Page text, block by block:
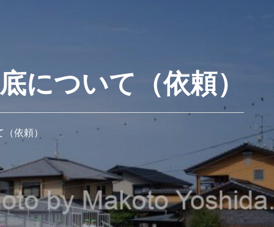
について（依頼）
依頼）